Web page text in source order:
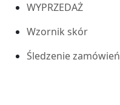
WYPRZEDAŻ
Wzornik skór
Śledzenie zamówień